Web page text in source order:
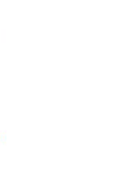
matinal est
la région,
de
offre